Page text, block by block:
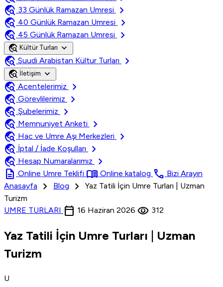
travel_explore 33 Günlük Ramazan Umresi
chevron_right
travel_explore 40 Günlük Ramazan Umresi
chevron_right
travel_explore 45 Günlük Ramazan Umresi chevron_right
travel_explore Kültür Turları expand_more
travel_explore Suudi Arabistan Kültur Turları chevron_right
travel_explore İletişim expand_more
travel_explore Acentelerimiz
chevron_right
travel_explore Görevlilerimiz
chevron_right
travel_explore Şubelerimiz
chevron_right
travel_explore Memnuniyet Anketi
chevron_right
travel_explore Hac ve Umre Aşı Merkezleri
chevron_right
travel_explore İptal / İade Koşulları
chevron_right
travel_explore Hesap Numaralarımız
chevron_right
description Online Umre Teklifi menu_book Online katalog call Bizi Arayın
Anasayfa
chevron_right Blog chevron_right
Yaz Tatili İçin Umre Turları | Uzman
Turizm
UMRE TURLARI calendar_today 16 Haziran 2026 visibility 312
Yaz Tatili İçin Umre Turları | Uzman
Turizm
U